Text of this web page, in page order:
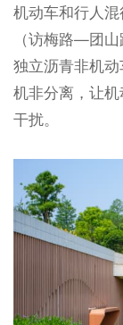
机动车和行人
（访梅路—团
独立沥青非机
机非分离，让
干扰。